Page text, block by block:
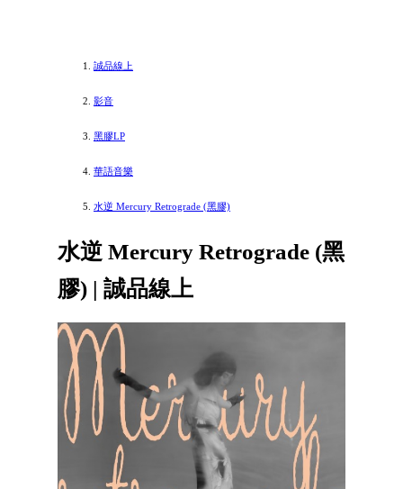
誠品線上
影音
黑膠LP
華語音樂
水逆 Mercury Retrograde (黑膠)
水逆 Mercury Retrograde (黑
膠) | 誠品線上